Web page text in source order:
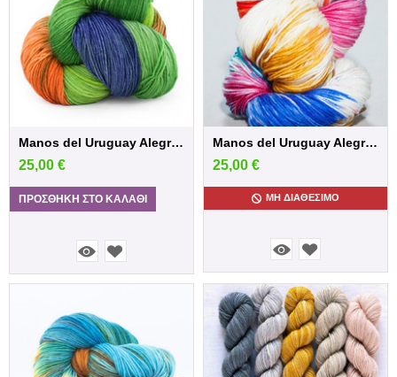
Manos del Uruguay Alegria - Periquito
25,00 €
ΠΡΟΣΘΉΚΗ ΣΤΟ ΚΑΛΆΘΙ
Manos del Uruguay Alegria - Colombina
25,00 €
ΜΗ ΔΙΑΘΈΣΙΜΟ